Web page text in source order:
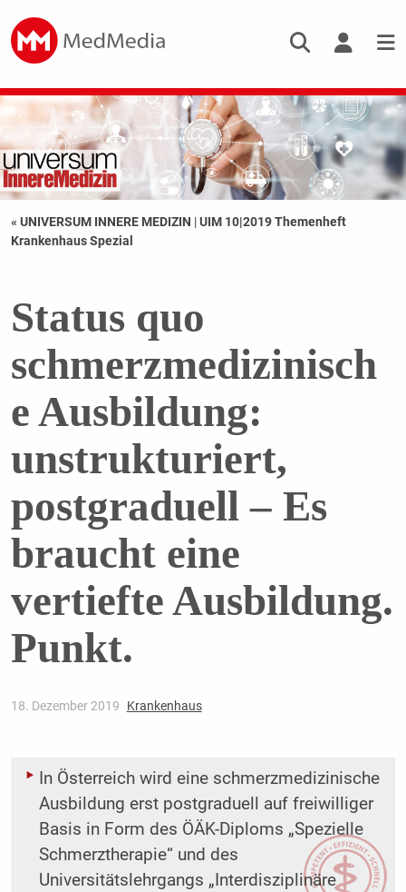
« UNIVERSUM INNERE MEDIZIN |UIM 10|2019 Themenheft
Krankenhaus Spezial
Status quo
schmerzmedizinisch
e Ausbildung:
unstrukturiert,
postgraduell – Es
braucht eine
vertiefte Ausbildung.
Punkt.
18. Dezember 2019 Krankenhaus
In Österreich wird eine schmerzmedizinische
Ausbildung erst postgraduell auf freiwilliger
Basis in Form des ÖÄK-Diploms „Spezielle
Schmerztherapie“ und des
Universitätslehrgangs „Interdisziplinäre